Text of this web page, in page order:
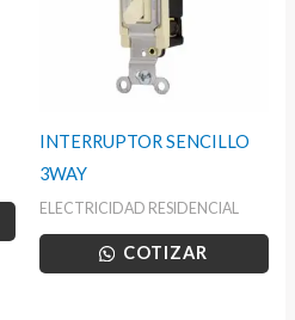
INTERRUPTOR SENCILLO
3WAY
ELECTRICIDAD RESIDENCIAL
COTIZAR